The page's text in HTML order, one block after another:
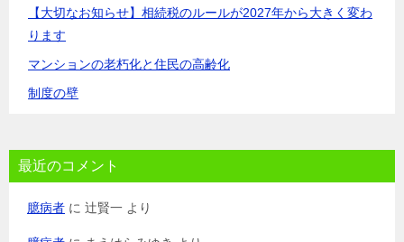
【大切なお知らせ】相続税のルールが2027年から大きく変わ
ります
マンションの老朽化と住民の高齢化
制度の壁
最近のコメント
臆病者 に 辻賢一 より